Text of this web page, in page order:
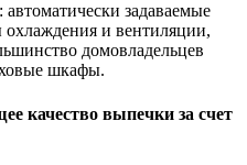
задаваемые
охлаждения и вентиляции,
домовладельцев
шкафы.
качество выпечки за счет